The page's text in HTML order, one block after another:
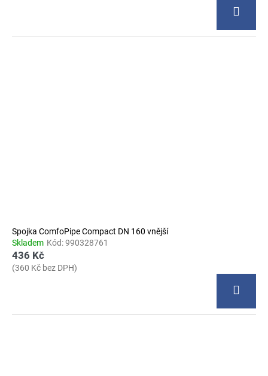
Spojka ComfoPipe Compact DN 160 vnější
Skladem Kód:990328761
436 Kč
(360 Kč bez DPH)